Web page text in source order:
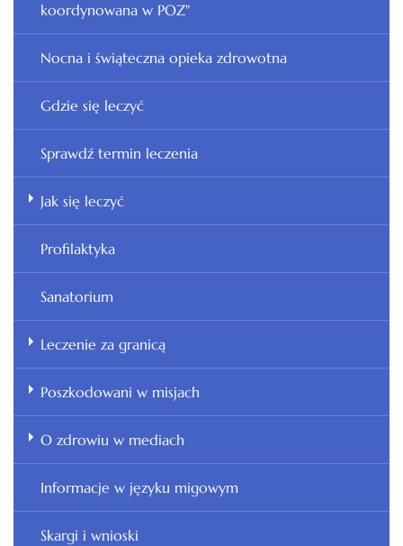
koordynowana w POZ"
Nocna i świąteczna opieka zdrowotna
Gdzie się leczyć
Sprawdź termin leczenia
Jak się leczyć
Profilaktyka
Sanatorium
Leczenie za granicą
Poszkodowani w misjach
O zdrowiu w mediach
Informacje w języku migowym
Skargi i wnioski